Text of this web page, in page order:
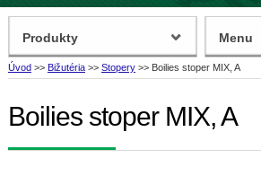
Úvod >> Bižutéria >> Stopery >> Boilies stoper MIX, A
Boilies stoper MIX, A
Produkty Menu